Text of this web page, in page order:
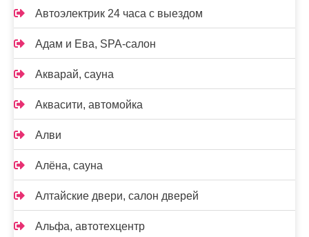
Автоэлектрик 24 часа с выездом
Адам и Ева, SPA-салон
Акварай, сауна
Аквасити, автомойка
Алви
Алёна, сауна
Алтайские двери, салон дверей
Альфа, автотехцентр